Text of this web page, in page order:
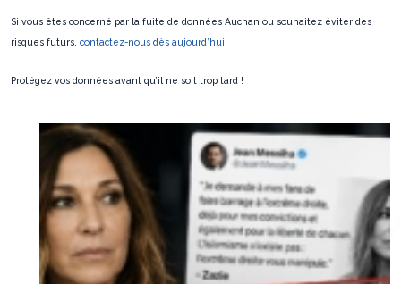
Si vous êtes concerné par la fuite de données Auchan ou souhaitez éviter des
risques futurs, contactez-nous dès aujourd’hui.
Protégez vos données avant qu’il ne soit trop tard !